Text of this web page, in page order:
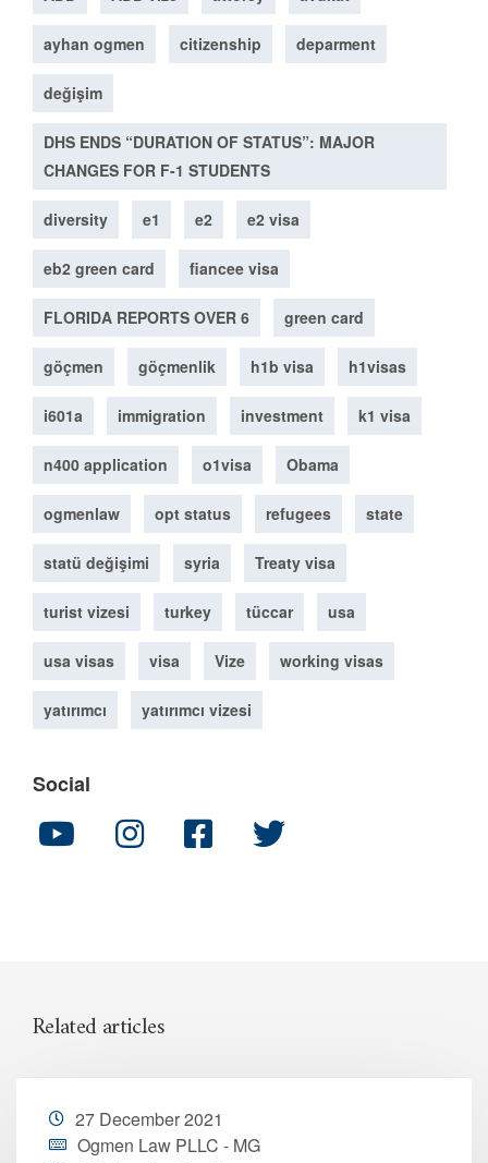
ayhan ogmen citizenship deparment
değişim
DHS ENDS “DURATION OF STATUS”: MAJOR
CHANGES FOR F-1 STUDENTS
diversity e1 e2 e2 visa
eb2 green card fiancee visa
FLORIDA REPORTS OVER 6 green card
göçmen göçmenlik h1b visa h1visas
i601a immigration investment k1 visa
n400 application o1visa Obama
ogmenlaw opt status refugees state
statü değişimi syria Treaty visa
turist vizesi turkey tüccar usa
usa visas visa Vize working visas
yatırımcı yatırımcı vizesi
Social
Related articles
27 December 2021
Ogmen Law PLLC - MG